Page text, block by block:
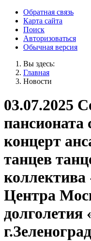
Обратная связь
Карта сайта
Поиск
Авторизоваться
Обычная версия
Вы здесь:
Главная
Новости
03.07.2025
пансионата
концерт
танцев
коллектива
Центра
долголетия